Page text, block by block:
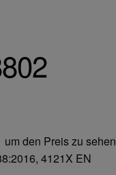
um den Preis zu sehen
4121X EN